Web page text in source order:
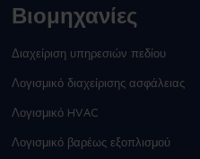
Βιομηχανίες
Διαχείριση υπηρεσιών πεδίου
Λογισμικό διαχείρισης ασφάλειας
Λογισμικό HVAC
Λογισμικό βαρέως εξοπλισμού